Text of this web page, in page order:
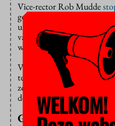
Vice-rector Rob Mudde
gezondheidsredenen als
universiteitsblad Delta dat
van der Hagen en
weggaan.
Van der Hagen geeft het
terwijl hij eigenlijk tot zijn
zou aanblijven. Het scheelt
der Meer stopt per augustus.
Geen link met
WELKOM!